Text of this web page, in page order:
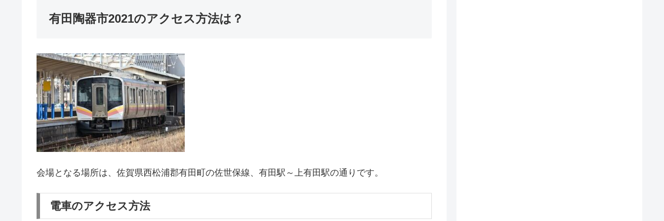
有田陶器市2021のアクセス方法は？
会場となる場所は、佐賀県西松浦郡有田町の佐世保線、有田駅～上有田駅の通りです。
電車のアクセス方法